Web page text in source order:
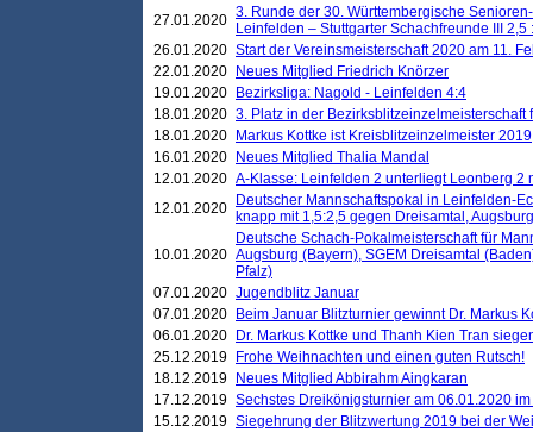
27.01.2020 3. Runde der 30. Württembergische
Leinfelden – Stuttgarter Schachfreunde III 2,5
26.01.2020 Start der Vereinsmeisterschaft 2020 am 11.
22.01.2020
Neues Mitglied Friedrich Knörzer
19.01.2020
Bezirksliga: Nagold - Leinfelden 4:4
18.01.2020 3. Platz in der Bezirksblitzeinzelmeisterschaft
18.01.2020
Markus Kottke ist Kreisblitzeinzelmeister 2019
16.01.2020
Neues Mitglied Thalia Mandal
12.01.2020 A-Klasse: Leinfelden 2 unterliegt Leonberg 2
12.01.2020
Deutscher Mannschaftspokal in Leinfelden-
knapp mit 1,5:2,5 gegen Dreisamtal,
10.01.2020
Deutsche Schach-Pokalmeisterschaft für
Augsburg (Bayern), SGEM Dreisamtal
Pfalz)
07.01.2020 Jugendblitz Januar
07.01.2020
Beim Januar Blitzturnier gewinnt Dr. Markus
06.01.2020
Dr. Markus Kottke und Thanh Kien Tran
25.12.2019
Frohe Weihnachten und einen guten Rutsch!
18.12.2019
Neues Mitglied Abbirahm Aingkaran
17.12.2019 Sechstes Dreikönigsturnier am 06.01.2020
15.12.2019 Siegehrung der Blitzwertung 2019 bei der